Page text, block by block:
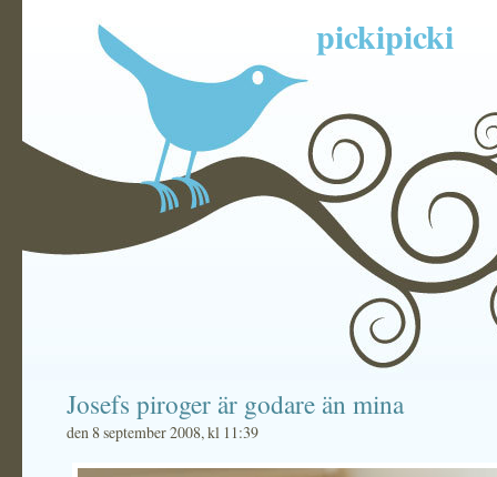
pickipicki
Josefs piroger är godare än mina
den 8 september 2008, kl 11:39